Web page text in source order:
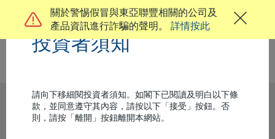
投資者須知
請向下移細閱投資者須知。如閣下已閱讀及明白以下條
款，並同意遵守其內容，請按以下「接受」按鈕。否
則，請按「離開」按鈕離開本網站。
關於警惕假冒與東亞聯豐相關的公司及
產品資訊進行詐騙的聲明。 詳情按此